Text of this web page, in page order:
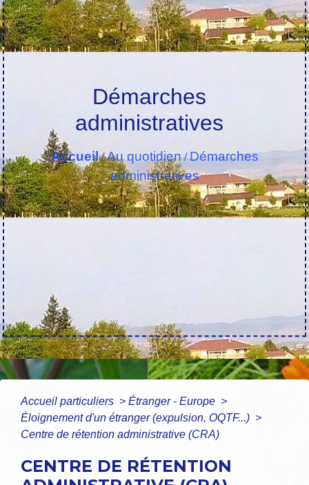
Démarches
administratives
Accueil/Au quotidien/Démarches
administratives
Accueil particuliers > Étranger - Europe >
Éloignement d'un étranger (expulsion, OQTF...) >
Centre de rétention administrative (CRA)
CENTRE DE RÉTENTION